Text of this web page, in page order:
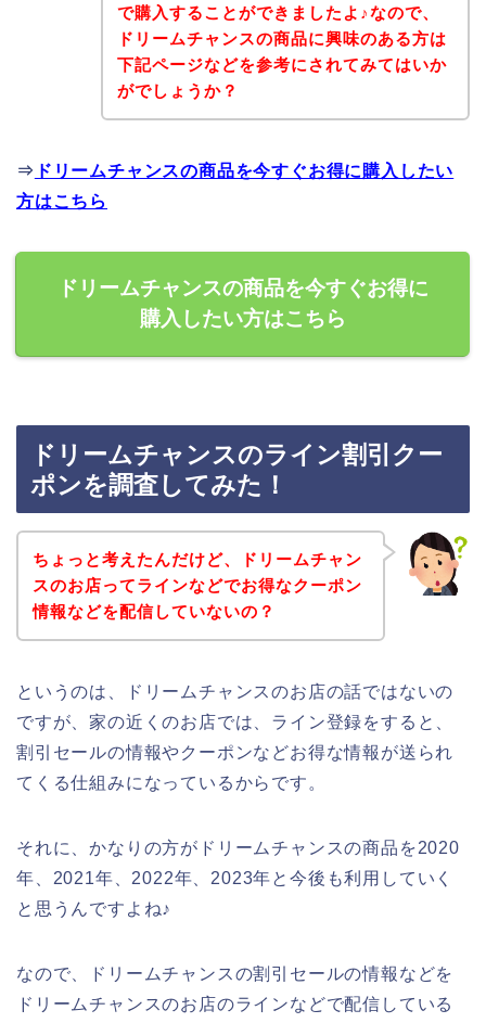
で購入することができましたよ♪なので、
ドリームチャンスの商品に興味のある方は
下記ページなどを参考にされてみてはいか
がでしょうか？
⇒ ドリームチャンスの商品を今すぐお得に購入したい
方はこちら
ドリームチャンスの商品を今すぐお得に
購入したい方はこちら
ドリームチャンスのライン割引クー
ポンを調査してみた！
ちょっと考えたんだけど、ドリームチャン
スのお店ってラインなどでお得なクーポン
情報などを配信していないの？
というのは、ドリームチャンスのお店の話ではないの
ですが、家の近くのお店では、ライン登録をすると、
割引セールの情報やクーポンなどお得な情報が送られ
てくる仕組みになっているからです。
それに、かなりの方がドリームチャンスの商品を2020
年、2021年、2022年、2023年と今後も利用していく
と思うんですよね♪
なので、ドリームチャンスの割引セールの情報などを
ドリームチャンスのお店のラインなどで配信している